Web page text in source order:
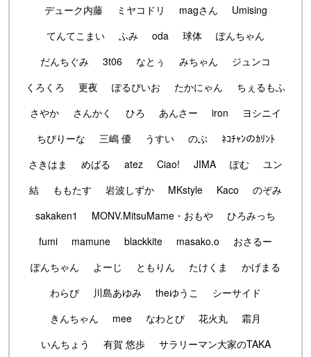
デューク内藤
ミヤコドリ magさん
Umising
てんてこまい
ふみ oda 球体
ぽんちゃん
だんちぐみ
3t06 なとぅ みちゃん
ジュンコ
くろくろ
更夜 ぽるぴいお たかにゃん
ちぇるもふ
さやか
さんかく ひろ あんさー iron
ヨシニイ
ちびりーな
三嶋 優 うすい のぶ
ﾈｺﾁｬﾝのｶﾘﾝﾄ
さきはま
めばる atez Ciao! JIMA ぽむ
ユン
結
ももたす 岩波しずか MKstyle Kaco
のぞみ
sakaken1
MONV.MitsuMame・おもや
ひろみっち
fumi
mamune blackkite masako.o
おさるー
ぽんちゃん
よーじ ともりん たけくま
かげまる
わらび
川島あゆみ theゆうこ
シーサイド
きんちゃん
mee なわとび 花火丸
霜月
いんちょう
有賀 悠歩
サラリーマン大家のTAKA